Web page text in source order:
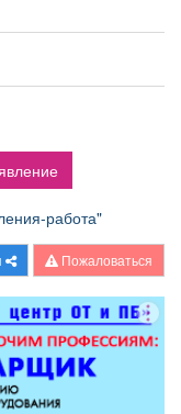
работа"
Пожаловаться